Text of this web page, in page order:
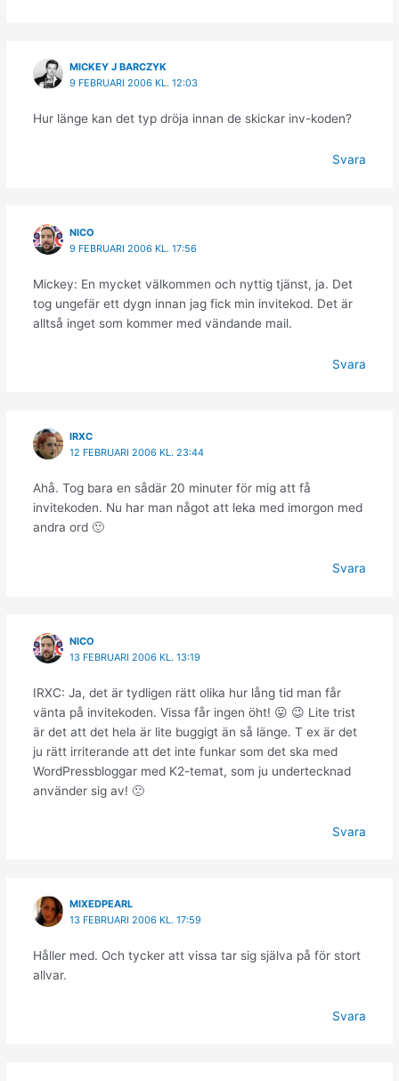
MICKEY J BARCZYK
9 FEBRUARI 2006 KL. 12:03
Hur länge kan det typ dröja innan de skickar inv-koden?
Svara
NICO
9 FEBRUARI 2006 KL. 17:56
Mickey: En mycket välkommen och nyttig tjänst, ja. Det
tog ungefär ett dygn innan jag fick min invitekod. Det är
alltså inget som kommer med vändande mail.
Svara
IRXC
12 FEBRUARI 2006 KL. 23:44
Ahå. Tog bara en sådär 20 minuter för mig att få
invitekoden. Nu har man något att leka med imorgon med
andra ord 🙂
Svara
NICO
13 FEBRUARI 2006 KL. 13:19
IRXC: Ja, det är tydligen rätt olika hur lång tid man får
vänta på invitekoden. Vissa får ingen öht! 😛 😉 Lite trist
är det att det hela är lite buggigt än så länge. T ex är det
ju rätt irriterande att det inte funkar som det ska med
WordPressbloggar med K2-temat, som ju undertecknad
använder sig av! 🙁
Svara
MIXEDPEARL
13 FEBRUARI 2006 KL. 17:59
Håller med. Och tycker att vissa tar sig själva på för stort
allvar.
Svara